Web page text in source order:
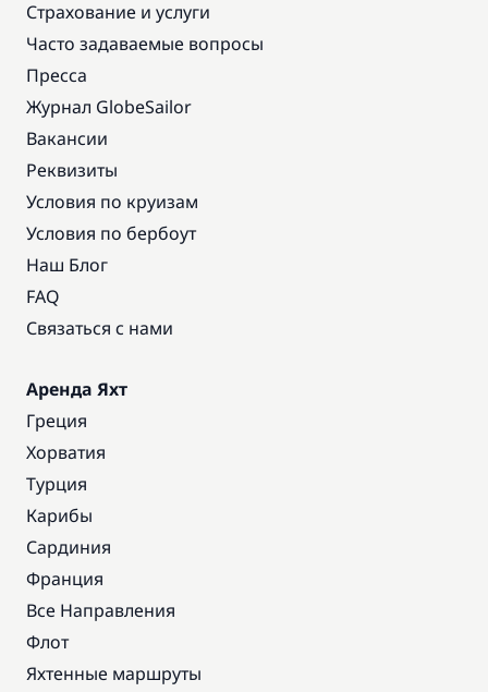
Страхование и услуги
Часто задаваемые вопросы
Пресса
Журнал GlobeSailor
Вакансии
Реквизиты
Условия по круизам
Условия по бербоут
Наш Блог
FAQ
Связаться с нами
Аренда Яхт
Греция
Хорватия
Турция
Карибы
Сардиния
Франция
Все Направления
Флот
Яхтенные маршруты